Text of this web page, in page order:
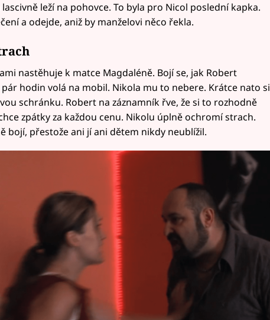
leží na pohovce. To byla pro Nicol poslední kapka.
a odejde, aniž by manželovi něco řekla.
nastěhuje k matce Magdaléně. Bojí se, jak Robert
pár hodin volá na mobil. Nikola mu to nebere. Krátce nato si
schránku. Robert na záznamník řve, že si to rozhodně
zpátky za každou cenu. Nikolu úplně ochromí strach.
bojí, přestože ani jí ani dětem nikdy neublížil.